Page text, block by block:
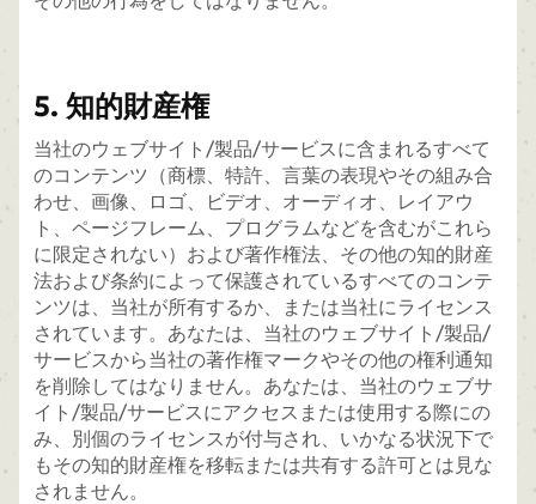
5. 知的財産権
当社のウェブサイト/製品/サービスに含まれるすべて
のコンテンツ（商標、特許、言葉の表現やその組み合
わせ、画像、ロゴ、ビデオ、オーディオ、レイアウ
ト、ページフレーム、プログラムなどを含むがこれら
に限定されない）および著作権法、その他の知的財産
法および条約によって保護されているすべてのコンテ
ンツは、当社が所有するか、または当社にライセンス
されています。あなたは、当社のウェブサイト/製品/
サービスから当社の著作権マークやその他の権利通知
を削除してはなりません。あなたは、当社のウェブサ
イト/製品/サービスにアクセスまたは使用する際にの
み、別個のライセンスが付与され、いかなる状況下で
もその知的財産権を移転または共有する許可とは見な
されません。